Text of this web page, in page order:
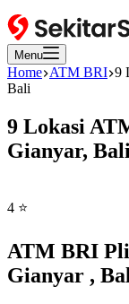
Menu
Home ATM BRI 9
Bali
9 Lokasi
Gianyar, Bali
4 ⭐
ATM BRI
Gianyar ,